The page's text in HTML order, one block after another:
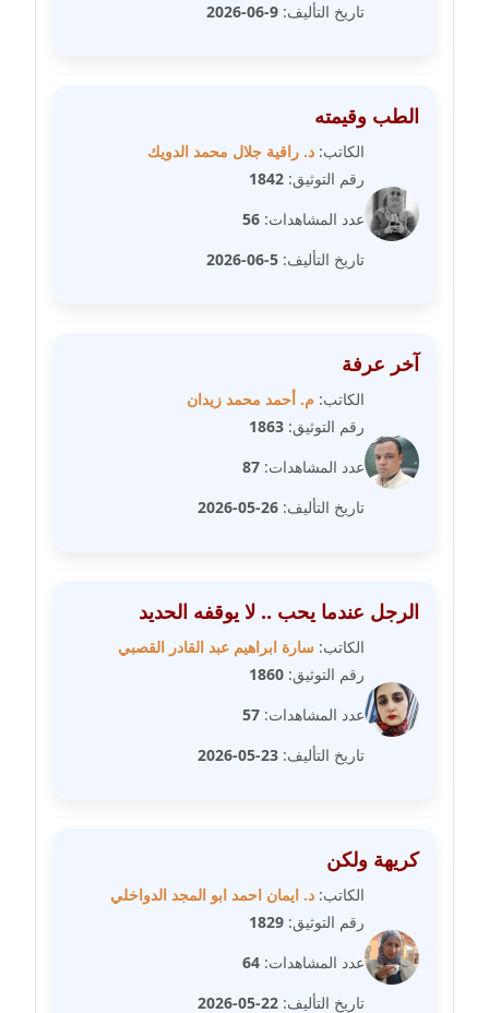
مدونة سهى الضاوي
مدونة سهير عسكر
عاملة
مدونة سوزان بهنسي
مدونة سوميه الالفي
مدونة شادي الربابعة
عاملة
مدونة شرف الدين محمد
مدونة شريف ابراهيم
عاملة
مدونة شيماء الجمل
مدونة شيماء حسني
عاملة
مدونة شيماء عصام
مدونة شيماء عمارة
تاريخ التأليف: 9-06-2026
الطب وقيمته
الكاتب: د. راقية جلال محمد الدويك
رقم التوثيق: 1842
عدد المشاهدات: 56
تاريخ التأليف: 5-06-2026
آخر عرفة
الكاتب: م. أحمد محمد زيدان
رقم التوثيق: 1863
عدد المشاهدات: 87
تاريخ التأليف: 26-05-2026
الرجل عندما يحب .. لا يوقفه الحديد
الكاتب: سارة ابراهيم عبد القادر القصبي
رقم التوثيق: 1860
عدد المشاهدات: 57
تاريخ التأليف: 23-05-2026
كريهة ولكن
الكاتب: د. ايمان احمد ابو المجد الدواخلي
رقم التوثيق: 1829
عدد المشاهدات: 64
تاريخ التأليف: 22-05-2026